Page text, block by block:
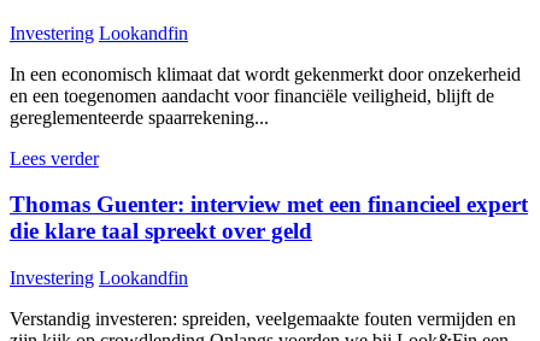
Investering Lookandfin
In een economisch klimaat dat wordt gekenmerkt door onzekerheid
en een toegenomen aandacht voor financiële veiligheid, blijft de
gereglementeerde spaarrekening...
Lees verder
Thomas Guenter: interview met een financieel expert
die klare taal spreekt over geld
Investering Lookandfin
Verstandig investeren: spreiden, veelgemaakte fouten vermijden en